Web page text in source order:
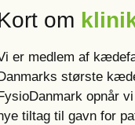
om
er medlem af
største
opnår
tiltag til gavn for